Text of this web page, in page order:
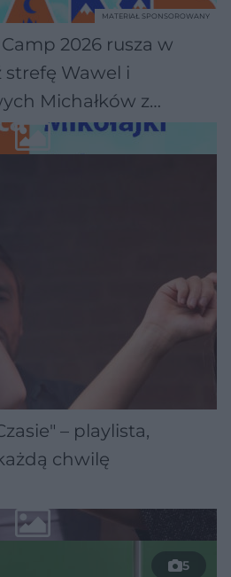
2026 rusza w
Wawel i
Michałków z
MATERIAŁ SPONSOROWANY
– playlista,
chwilę
5